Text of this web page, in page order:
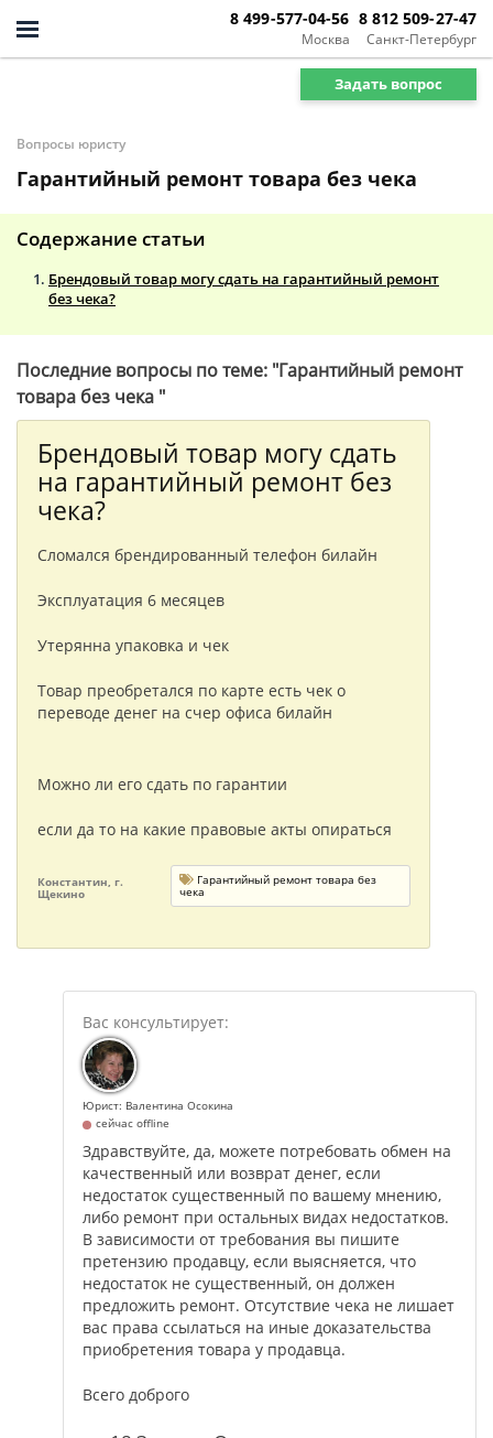
Москва
8 499-577-04-56
Санкт-Петербург
8 812 509-27-47
Задать вопрос
Вопросы юристу
Гарантийный ремонт товара без чека
Содержание статьи
Брендовый товар могу сдать на гарантийный ремонт
без чека?
Последние вопросы по теме: "Гарантийный ремонт
товара без чека "
Брендовый товар могу сдать
на гарантийный ремонт без
чека?
Сломался брендированный телефон билайн
Эксплуатация 6 месяцев
Утерянна упаковка и чек
Товар преобретался по карте есть чек о
переводе денег на счер офиса билайн
Можно ли его сдать по гарантии
если да то на какие правовые акты опираться
Константин, г.
Щекино
Гарантийный ремонт товара без
чека
Юрист: Валентина Осокина
сейчас offline
Здравствуйте, да, можете потребовать обмен на
качественный или возврат денег, если
недостаток существенный по вашему мнению,
либо ремонт при остальных видах недостатков.
В зависимости от требования вы пишите
претензию продавцу, если выясняется, что
недостаток не существенный, он должен
предложить ремонт. Отсутствие чека не лишает
вас права ссылаться на иные доказательства
приобретения товара у продавца.
Всего доброго